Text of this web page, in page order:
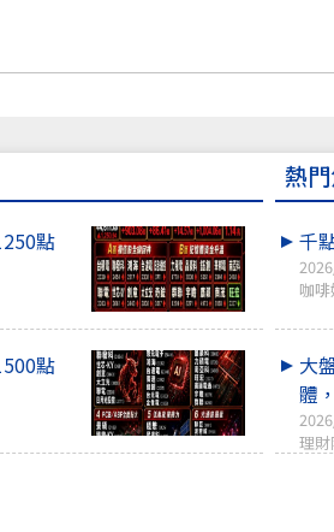
點
點
熱
千
咖
大
體
理財